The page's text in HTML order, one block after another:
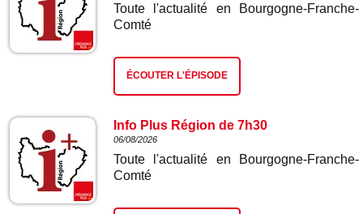
Toute l'actualité en Bourgogne-Franche-
Comté
ÉCOUTER L'ÉPISODE
Info Plus Région de 7h30
06/08/2026
Toute l'actualité en Bourgogne-Franche-
Comté